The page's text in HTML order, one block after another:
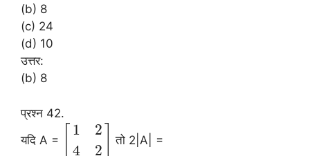
(b) 8
(c) 24
(d) 10
उत्तर:
(b) 8
प्रश्न 42.
यदि A =
1
4
2
2
तो 2|A| =